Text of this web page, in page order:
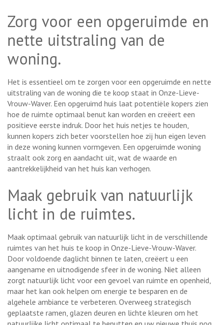
Zorg voor een opgeruimde en
nette uitstraling van de
woning.
Het is essentieel om te zorgen voor een opgeruimde en nette
uitstraling van de woning die te koop staat in Onze-Lieve-
Vrouw-Waver. Een opgeruimd huis laat potentiële kopers zien
hoe de ruimte optimaal benut kan worden en creëert een
positieve eerste indruk. Door het huis netjes te houden,
kunnen kopers zich beter voorstellen hoe zij hun eigen leven
in deze woning kunnen vormgeven. Een opgeruimde woning
straalt ook zorg en aandacht uit, wat de waarde en
aantrekkelijkheid van het huis kan verhogen.
Maak gebruik van natuurlijk
licht in de ruimtes.
Maak optimaal gebruik van natuurlijk licht in de verschillende
ruimtes van het huis te koop in Onze-Lieve-Vrouw-Waver.
Door voldoende daglicht binnen te laten, creëert u een
aangename en uitnodigende sfeer in de woning. Niet alleen
zorgt natuurlijk licht voor een gevoel van ruimte en openheid,
maar het kan ook helpen om energie te besparen en de
algehele ambiance te verbeteren. Overweeg strategisch
geplaatste ramen, glazen deuren en lichte kleuren om het